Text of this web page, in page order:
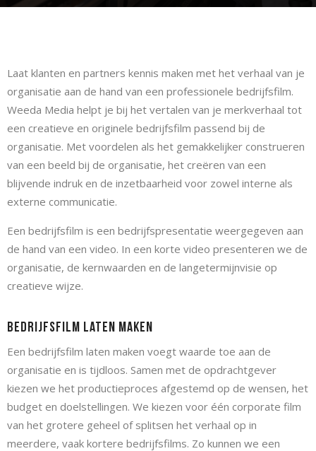
Laat klanten en partners kennis maken met het verhaal van je
organisatie aan de hand van een professionele bedrijfsfilm.
Weeda Media helpt je bij het vertalen van je merkverhaal tot
een creatieve en originele bedrijfsfilm passend bij de
organisatie. Met voordelen als het gemakkelijker construeren
van een beeld bij de organisatie, het creëren van een
blijvende indruk en de inzetbaarheid voor zowel interne als
externe communicatie.
Een bedrijfsfilm is een bedrijfspresentatie weergegeven aan
de hand van een video. In een korte video presenteren we de
organisatie, de kernwaarden en de langetermijnvisie op
creatieve wijze.
Bedrijfsfilm laten maken
Een bedrijfsfilm laten maken voegt waarde toe aan de
organisatie en is tijdloos. Samen met de opdrachtgever
kiezen we het productieproces afgestemd op de wensen, het
budget en doelstellingen. We kiezen voor één corporate film
van het grotere geheel of splitsen het verhaal op in
meerdere, vaak kortere bedrijfsfilms. Zo kunnen we een